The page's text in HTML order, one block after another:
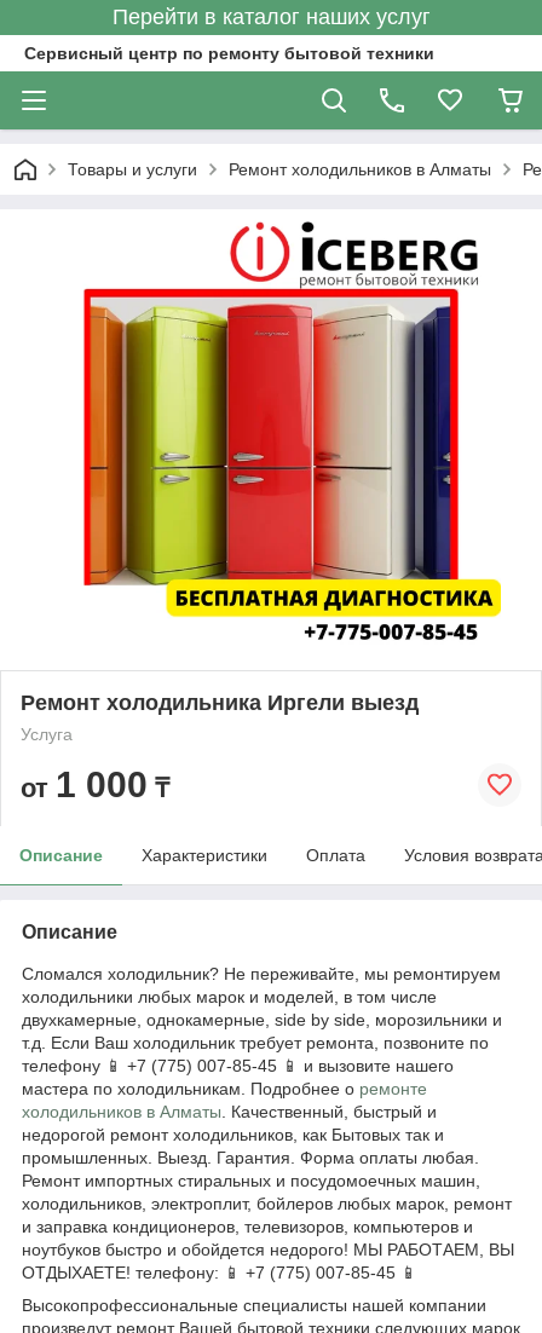
Перейти в каталог наших услуг
Сервисный центр по ремонту бытовой техники
Товары и услуги Ремонт холодильников в Алматы
Ремонт холодильника Иргели выезд
Услуга
от 1 000 ₸
Описание Характеристики Оплата Условия
Описание
Сломался холодильник? Не переживайте, мы ремонтируем
холодильники любых марок и моделей, в том числе
двухкамерные, однокамерные, side by side, морозильники и
т.д. Если Ваш холодильник требует ремонта, позвоните по
телефону 📱 +7 (775) 007-85-45 📱 и вызовите нашего
мастера по холодильникам. Подробнее о ремонте
холодильников в Алматы . Качественный, быстрый и
недорогой ремонт холодильников, как Бытовых так и
промышленных. Выезд. Гарантия. Форма оплаты любая.
Ремонт импортных стиральных и посудомоечных машин,
холодильников, электроплит, бойлеров любых марок, ремонт
и заправка кондиционеров, телевизоров, компьютеров и
ноутбуков быстро и обойдется недорого! МЫ РАБОТАЕМ, ВЫ
ОТДЫХАЕТЕ! телефону: 📱 +7 (775) 007-85-45 📱
Высокопрофессиональные специалисты нашей компании
произведут ремонт Вашей бытовой техники следующих марок